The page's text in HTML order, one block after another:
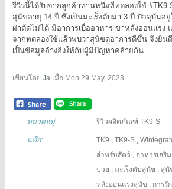
รีวิวนี้ได้รับจากลูกค้าท่านหนึ่งที่ทดลองใช้ #TK9-
สุนัขอายุ 14 ปี ซึ่งเป็นมะเร็งตับมา 3 ปี ปัจจุบันอ
ผ่าตัดไม่ได้ มีอาการเบื่ออาหาร ขาหลังอ่อนแรง
จากทดลองใช้แล้วพบว่าสุนัขดูอาการดีขึ้น จึงยิน
เป็นข้อมูลอ้างอิงให้กับผู้มีปัญหาคล้ายกัน
เขียนโดย Jaเมื่อ Mon 29 May, 2023
หมวดหมู่ รีวิวผลิตภัณฑ์ TK9-S
แท๊ก: TK9 ,TK9-S ,
สำหรับสัตว์ , อาหารเสริม
ป่วย ,มะเร็งตับสุนัข , สุนั
หลังอ่อนแรงสุนัข , การรั